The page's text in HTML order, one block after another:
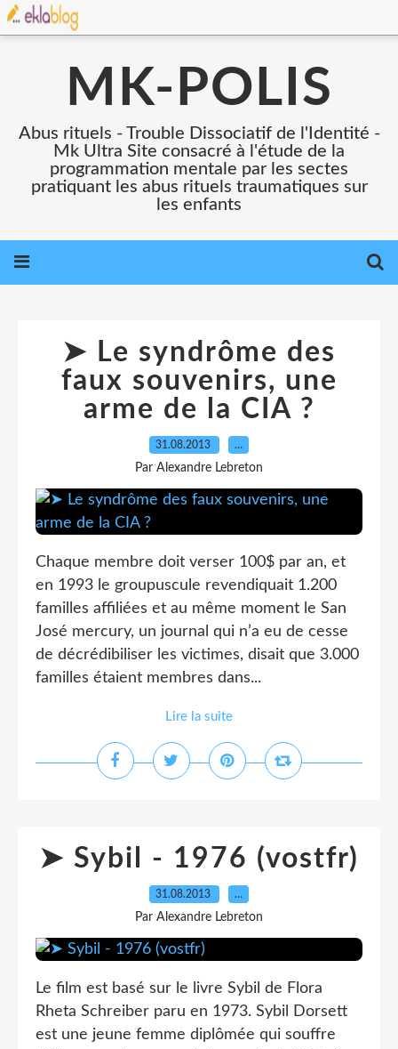
MK-POLIS
Abus rituels - Trouble Dissociatif de l'Identité -
Mk Ultra Site consacré à l'étude de la
programmation mentale par les sectes
pratiquant les abus rituels traumatiques sur
les enfants
➤ Le syndrôme des
faux souvenirs, une
arme de la CIA ?
31.08.2013 …
Par Alexandre Lebreton
Chaque membre doit verser 100$ par an, et
en 1993 le groupuscule revendiquait 1.200
familles affiliées et au même moment le San
José mercury, un journal qui n’a eu de cesse
de décrédibiliser les victimes, disait que 3.000
familles étaient membres dans...
Lire la suite
➤ Sybil - 1976 (vostfr)
31.08.2013 …
Par Alexandre Lebreton
Le film est basé sur le livre Sybil de Flora
Rheta Schreiber paru en 1973. Sybil Dorsett
est une jeune femme diplômée qui souffre